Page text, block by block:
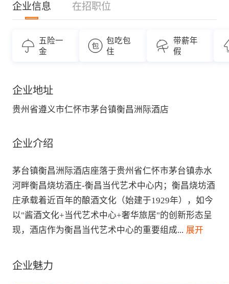
企业信息 在招职位
五险一
金
包吃包
住
带薪年
假
企业地址
贵州省遵义市仁怀市茅台镇衡昌洲际酒店
企业介绍
茅台镇衡昌洲际酒店座落于贵州省仁怀市茅台镇赤水
河畔衡昌烧坊酒庄-衡昌当代艺术中心内；衡昌烧坊酒
庄承载着近百年的酿酒文化（始建于1929年），如今
以"酱酒文化+当代艺术中心+奢华旅居"的创新形态呈
现，酒店作为衡昌当代艺术中心的重要组成... 展开
企业魅力